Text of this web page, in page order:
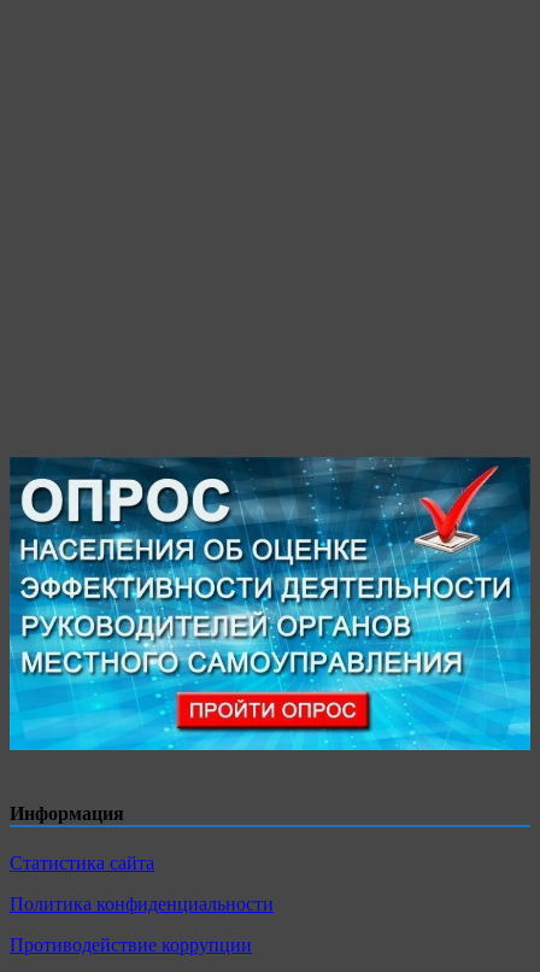
Информация
Статистика сайта
Политика конфиденциальности
Противодействие коррупции